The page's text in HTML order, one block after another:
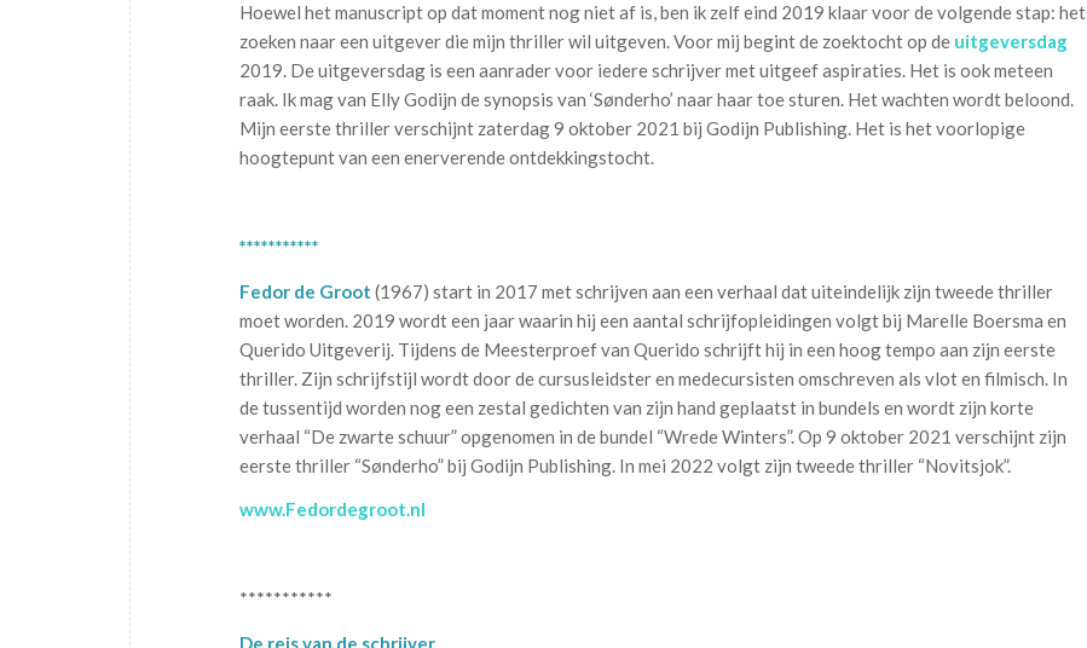
Hoewel het manuscript op dat moment nog niet af is, ben ik zelf eind 2019 klaar voor de volgende stap: het
zoeken naar een uitgever die mijn thriller wil uitgeven. Voor mij begint de zoektocht op de uitgeversdag
2019. De uitgeversdag is een aanrader voor iedere schrijver met uitgeef aspiraties. Het is ook meteen
raak. Ik mag van Elly Godijn de synopsis van ‘Sønderho’ naar haar toe sturen. Het wachten wordt beloond.
Mijn eerste thriller verschijnt zaterdag 9 oktober 2021 bij Godijn Publishing. Het is het voorlopige
hoogtepunt van een enerverende ontdekkingstocht.
***********
Fedor de Groot (1967) start in 2017 met schrijven aan een verhaal dat uiteindelijk zijn tweede thriller
moet worden. 2019 wordt een jaar waarin hij een aantal schrijfopleidingen volgt bij Marelle Boersma en
Querido Uitgeverij. Tijdens de Meesterproef van Querido schrijft hij in een hoog tempo aan zijn eerste
thriller. Zijn schrijfstijl wordt door de cursusleidster en medecursisten omschreven als vlot en filmisch. In
de tussentijd worden nog een zestal gedichten van zijn hand geplaatst in bundels en wordt zijn korte
verhaal “De zwarte schuur” opgenomen in de bundel “Wrede Winters”. Op 9 oktober 2021 verschijnt zijn
eerste thriller “Sønderho” bij Godijn Publishing. In mei 2022 volgt zijn tweede thriller “Novitsjok”.
www.Fedordegroot.nl
***********
De reis van de schrijver